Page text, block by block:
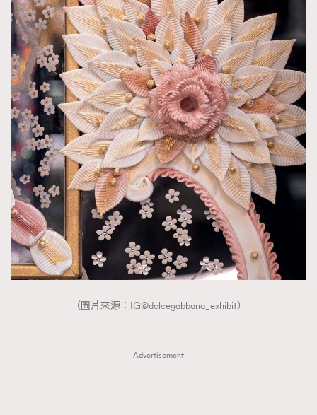
TRENDING
AFrenchMind
DressLikeAParisienne
（圖片來源：IG@dolcegabbana_exhibit）
Advertisement